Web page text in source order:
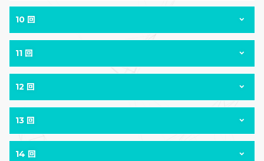
10 回
11 回
12 回
13 回
14 回